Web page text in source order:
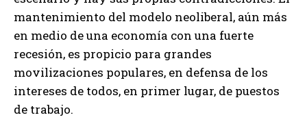
mantenimiento del modelo neoliberal, aún más
en medio de una economía con una fuerte
recesión, es propicio para grandes
movilizaciones populares, en defensa de los
intereses de todos, en primer lugar, de puestos
de trabajo.